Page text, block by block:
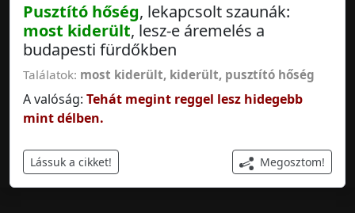
Pusztító hőség, lekapcsolt szaunák:
most kiderült, lesz-e áremelés a
budapesti fürdőkben
Találatok: most kiderült, kiderült, pusztító hőség
A valóság: Tehát megint reggel lesz hidegebb
mint délben.
Lássuk a cikket! Megosztom!